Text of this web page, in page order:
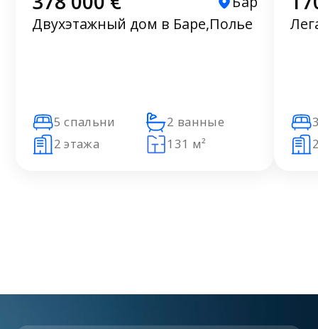
Двухэтажный дом в Баре,Полье
5 спальни
2 ванные
2 этажа
131 м²